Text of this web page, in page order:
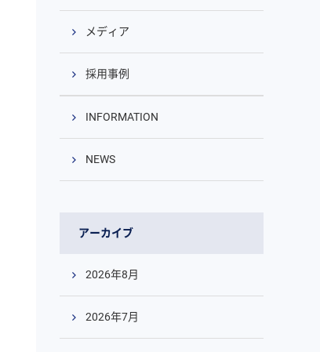
メディア
採用事例
INFORMATION
NEWS
アーカイブ
2026年8月
2026年7月